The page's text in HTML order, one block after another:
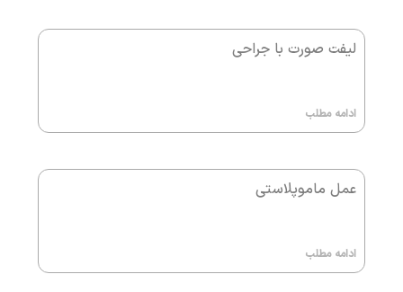
لیفت صورت با جراحی
ادامه مطلب
عمل ماموپلاستی
ادامه مطلب